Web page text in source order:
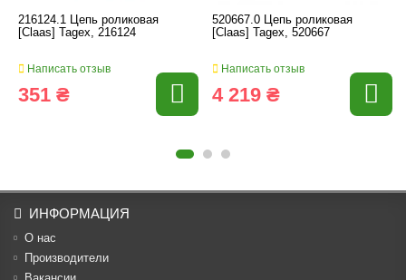
216124.1 Цепь роликовая
[Claas] Tagex, 216124
Написать отзыв
351 ₴
520667.0 Цепь роликовая
[Claas] Tagex, 520667
Написать отзыв
4 219 ₴
ИНФОРМАЦИЯ
О нас
Производители